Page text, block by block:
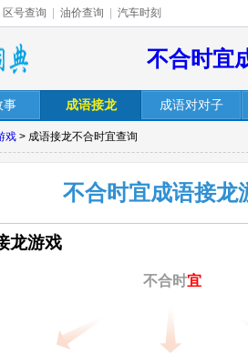
区号查询 油价查询 汽车时刻
不合时宜
事 成语接龙 成语对对子
戏 > 成语接龙不合时宜查询
不合时宜成语接龙
龙游戏
不合时宜